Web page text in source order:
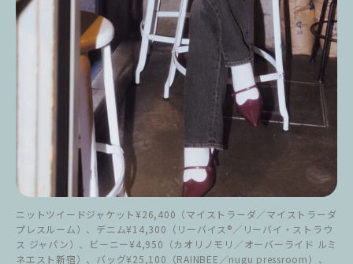
ニットツイードジャケット¥26,400（マイストラーダ／マイストラーダ
プレスルーム）、デニム¥14,300（リーバイス®／リーバイ・ストラウ
ス ジャパン）、ビーニー¥4,950（カオリノモリ／オーバーライド ルミ
ネエスト新宿）、バッグ¥25,100（RAINBEE／nugu pressroom）、